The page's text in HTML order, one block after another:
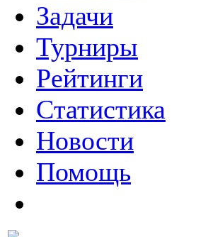
Задачи
Турниры
Рейтинги
Статистика
Новости
Помощь